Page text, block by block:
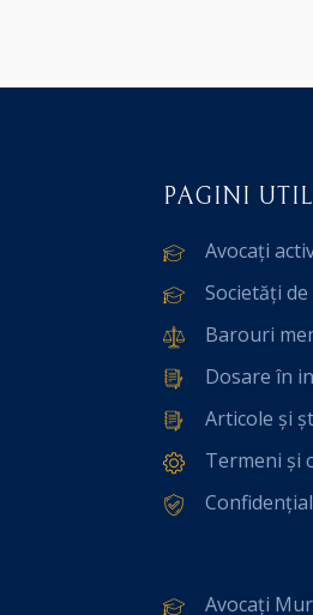
PAGINI
Avocați
Societăți
Barouri
Dosare în
Articole și
Termeni și
Avocați